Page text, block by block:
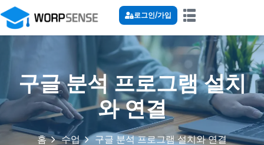
로그인/가입
구글 분석 프로그램 설치
와 연결
홈 수업 구글 분석 프로그램 설치와 연결